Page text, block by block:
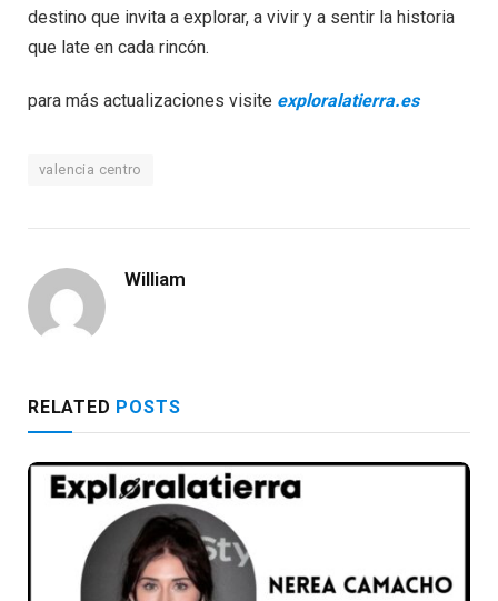
destino que invita a explorar, a vivir y a sentir la historia
que late en cada rincón.
para más actualizaciones visite exploralatierra.es
valencia centro
William
RELATED POSTS